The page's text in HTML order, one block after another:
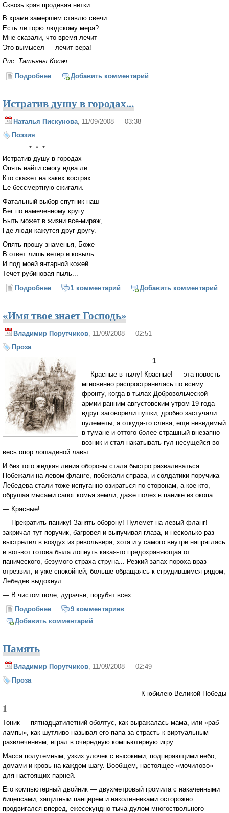
Сквозь края продевая нитки.
В храме замершем ставлю свечи
Есть ли горю людскому мера?
Мне сказали, что время лечит
Это вымысел — лечит вера!
Рис. Татьяны Косач
Подробнее о Время штопает по живому...
Добавить комментарий
Истратив душу в городах...
Наталья Пискунова , 11/09/2008 — 03:38
Поэзия
* * *
Истратив душу в городах
Опять найти смогу едва ли.
Кто скажет на каких кострах
Ее бессмертную сжигали.
Фатальный выбор спутник наш
Бег по намеченному кругу
Быть может в жизни все-мираж,
Где люди кажутся друг другу.
Опять прошу знаменья, Боже
В ответ лишь ветер и ковыль...
И под моей янтарной кожей
Течет рубиновая пыль...
Подробнее о Истратив душу в городах...
1 комментарий Добавить комментарий
«Имя твое знает Господь»
Владимир Порутчиков, 11/09/2008 — 02:51
Проза
1
— Красные в тылу! Красные! — эта новость
мгновенно распространилась по всему
фронту, когда в тылах Добровольческой
армии ранним августовским утром 19 года
вдруг заговорили пушки, дробно застучали
пулеметы, а откуда-то слева, еще невидимый
в тумане и оттого более страшный внезапно
возник и стал накатывать гул несущейся во
весь опор лошадиной лавы...
И без того жидкая линия обороны стала быстро разваливаться.
Побежали на левом фланге, побежали справа, и солдатики поручика
Лебедева стали тоже испуганно озираться по сторонам, а кое-кто,
обрушая мысами сапог комья земли, даже полез в панике из окопа.
— Красные!
— Прекратить панику! Занять оборону! Пулемет на левый фланг! —
закричал тут поручик, багровея и выпучивая глаза, и несколько раз
выстрелил в воздух из револьвера, хотя и у самого внутри напряглась
и вот-вот готова была лопнуть какая-то предохраняющая от
панического, безумого страха струна... Резкий запах пороха враз
отрезвил, и уже спокойней, больше обращаясь к сгрудившимся рядом,
Лебедев выдохнул:
— В чистом поле, дурачье, порубят всех....
Подробнее о «Имя твое знает Господь»
9 комментариев
Добавить комментарий
Память
Владимир Порутчиков , 11/09/2008 — 02:49
Проза
К юбилею Великой Победы
1
Тоник — пятнадцатилетний оболтус, как выражалась мама, или «раб
лампы», как шутливо называл его папа за страсть к виртуальным
развлечениям, играл в очередную компьютерную игру...
Масса полутемным, узких улочек с высокими, подпирающими небо,
домами и кровь на каждом шагу. Вообщем, настоящее «мочилово»
для настоящих парней.
Его компьютерный двойник — двухметровый громила с накаченными
бицепсами, защитным панцирем и наколенниками осторожно
продвигался вперед, ежесекундно тыча дулом многоствольного